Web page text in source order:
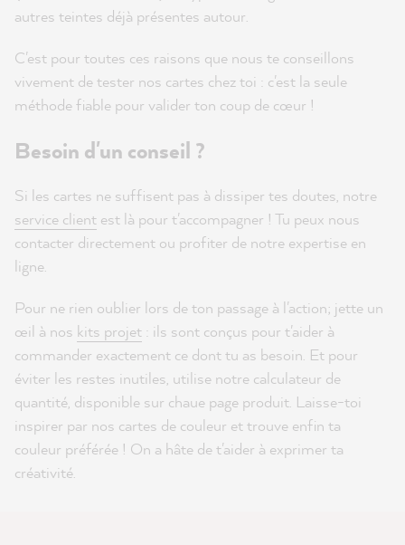
autres teintes déjà présentes autour.
C'est pour toutes ces raisons que nous te conseillons
vivement de tester nos cartes chez toi : c'est la seule
méthode fiable pour valider ton coup de cœur !
Besoin d'un conseil ?
Si les cartes ne suffisent pas à dissiper tes doutes, notre
service client est là pour t'accompagner ! Tu peux nous
contacter directement ou profiter de notre expertise en
ligne.
Pour ne rien oublier lors de ton passage à l'action; jette un
œil à nos kits projet : ils sont conçus pour t'aider à
commander exactement ce dont tu as besoin. Et pour
éviter les restes inutiles, utilise notre calculateur de
quantité, disponible sur chaue page produit. Laisse-toi
inspirer par nos cartes de couleur et trouve enfin ta
couleur préférée ! On a hâte de t'aider à exprimer ta
créativité.